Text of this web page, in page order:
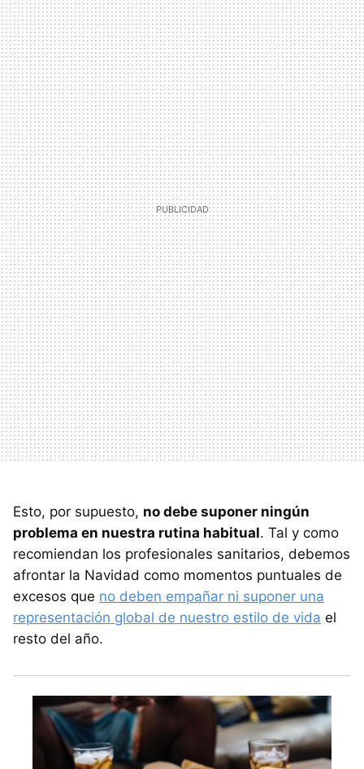
Esto, por supuesto, no debe suponer ningún
problema en nuestra rutina habitual. Tal y como
recomiendan los profesionales sanitarios, debemos
afrontar la Navidad como momentos puntuales de
excesos que no deben empañar ni suponer una
representación global de nuestro estilo de vida el
resto del año.